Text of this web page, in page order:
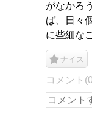
がなかろ
ば、日々
に些細な
ナイス
コメント